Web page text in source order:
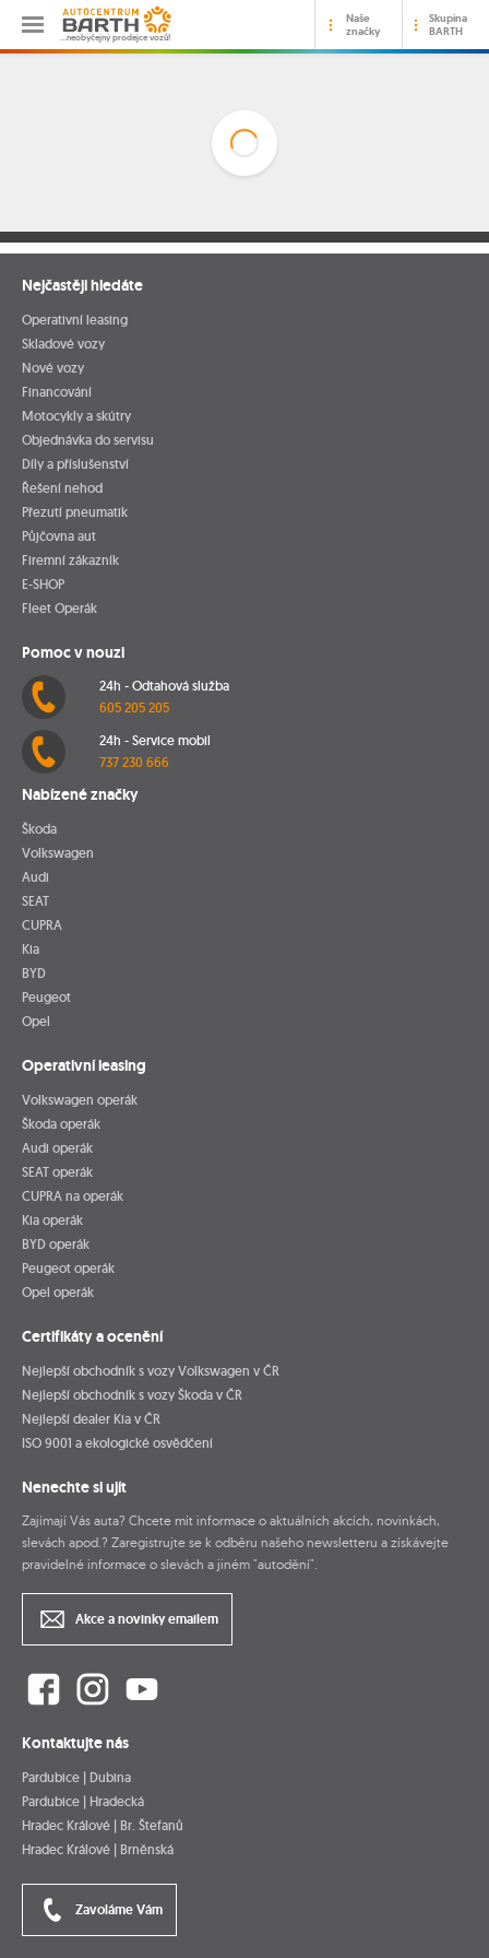
…neobyčejný prodejce vozů!
Naše
značky
Skupina
BARTH
Nejčastěji hledáte
Operativní leasing
Skladové vozy
Nové vozy
Financování
Motocykly a skútry
Objednávka do servisu
Díly a příslušenství
Řešení nehod
Přezutí pneumatik
Půjčovna aut
Firemní zákazník
E-SHOP
Fleet Operák
Pomoc v nouzi
24h - Odtahová služba
605 205 205
24h - Service mobil
737 230 666
Nabízené značky
Škoda
Volkswagen
Audi
SEAT
CUPRA
Kia
BYD
Peugeot
Opel
Operativní leasing
Volkswagen operák
Škoda operák
Audi operák
SEAT operák
CUPRA na operák
Kia operák
BYD operák
Peugeot operák
Opel operák
Certifikáty a ocenění
Nejlepší obchodník s vozy Volkswagen v ČR
Nejlepší obchodník s vozy Škoda v ČR
Nejlepší dealer Kia v ČR
ISO 9001 a ekologické osvědčení
Nenechte si ujít
Zajímají Vás auta? Chcete mít informace o aktuálních akcích, novinkách,
slevách apod.? Zaregistrujte se k odběru našeho newsletteru a získávejte
pravidelné informace o slevách a jiném "autodění".
Akce a novinky emailem
Kontaktujte nás
Pardubice | Dubina
Pardubice | Hradecká
Hradec Králové | Br. Štefanů
Hradec Králové | Brněnská
Zavoláme Vám